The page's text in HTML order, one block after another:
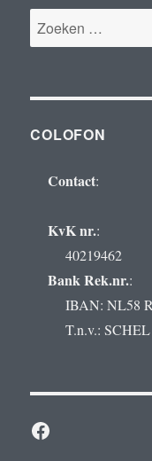
Zoeken
naar:
COLOFON
Contact:
KvK nr.:
40219462
Bank Rek.nr.:
IBAN: NL58
T.n.v.:
Facebook